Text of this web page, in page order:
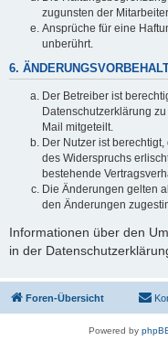
zugunsten der
Ansprüche für eine
unberührt.
6.
Der Betreiber ist
Datenschutzerklärung
Mail mitgeteilt.
Der Nutzer ist
des Widerspruchs
bestehende
Die Änderungen gelten
den Änderungen
Informationen über den
in der
Foren-Übersicht
Powered by